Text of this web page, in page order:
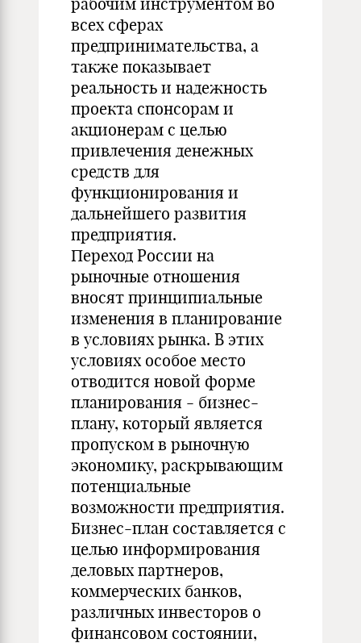
всех сферах
предпринимательства, а
также показывает
реальность и надежность
проекта спонсорам и
акционерам с целью
привлечения денежных
средств для
функционирования и
дальнейшего развития
предприятия.
Переход России на
рыночные отношения
вносят принципиальные
изменения в планирование
в условиях рынка. В этих
условиях особое место
отводится новой форме
планирования - бизнес-
плану, который является
пропуском в рыночную
экономику, раскрывающим
потенциальные
возможности предприятия.
Бизнес-план составляется с
целью информирования
деловых партнеров,
коммерческих банков,
различных инвесторов о
финансовом состоянии,